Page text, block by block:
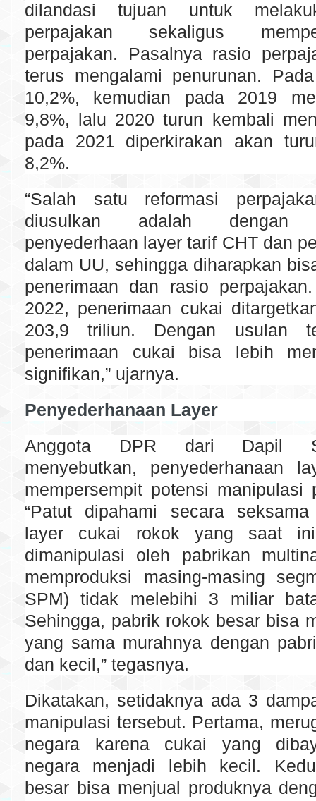
dilandasi tujuan untuk
perpajakan sekaligus
perpajakan. Pasalnya rasio
terus mengalami penurunan.
10,2%, kemudian pada 2019
9,8%, lalu 2020 turun kembali
pada 2021 diperkirakan akan
8,2%.
“Salah satu reformasi
diusulkan adalah dengan
penyederhaan layer tarif CHT dan
dalam UU, sehingga diharapkan
penerimaan dan rasio
2022, penerimaan cukai
203,9 triliun. Dengan usulan
penerimaan cukai bisa lebih
signifikan,” ujarnya.
Penyederhanaan Layer
Anggota DPR dari Dapil
menyebutkan, penyederhanaan
mempersempit potensi manipulasi
“Patut dipahami secara
layer cukai rokok yang saat
dimanipulasi oleh pabrikan
memproduksi masing-masing
SPM) tidak melebihi 3 miliar
Sehingga, pabrik rokok besar bisa
yang sama murahnya dengan
dan kecil,” tegasnya.
Dikatakan, setidaknya ada 3
manipulasi tersebut. Pertama,
negara karena cukai yang
negara menjadi lebih kecil.
besar bisa menjual produknya